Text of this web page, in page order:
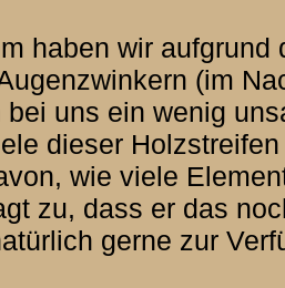
haben wir
(im
bei uns ein wenig
dieser
wie viele
zu, dass er das
gerne zur